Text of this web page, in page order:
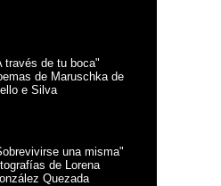
través de tu boca"
de Maruschka de
e Silva
una misma"
de Lorena
Quezada